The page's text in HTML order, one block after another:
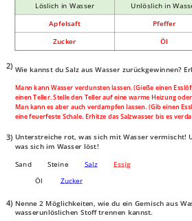
Löslich in Wasser Unlöslich in
Apfelsaft Pfeffer
Zucker Öl
2) Wie kannst du Salz aus Wasser zurückgewinnen?
Mann kann Wasser verdunsten lassen. (Gieße einen
einen Teller. Stelle den Teller auf eine warme Heizung
Man kann es aber auch verdampfen lassen. (Gib einen
eine feuerfeste Schale. Erhitze das Salzwasser bis es
3) Unterstreiche rot, was sich mit Wasser vermischt!
was sich im Wasser löst!
Sand Steine Salz
Essig
Öl
Zucker
4) Nenne 2 Möglichkeiten, wie du ein Gemisch aus
wasserunlöslichen Stoff trennen kannst.